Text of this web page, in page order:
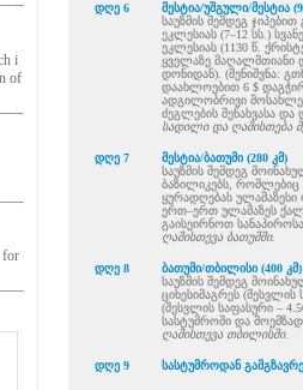
i
of
for
დღე 6
მესტია/უშგული/მესტია
საუზმის შემდეგ
ეკლესიას (7–12 სს.)
ეკლესიას (1130 წ.
ყველაზე მაღალმთიანი
დონიდან). (შენიშვნა:
დაახლოებით 6 $
ადგილობრივი
ძეგლების შენახვასა და
სადილი და ღამისთება
დღე 7
მესტია/ბათუმი (280 კმ)
საუზმის შემდეგ
ბაზილიკებს, რომლებიც
ყურადღებას ულამაზესი
ერთ–ერთ ულამაზეს
გაისეირნოთ
ღამისთევა ბათუმში.
დღე 8
ბათუმი/თბილისი (400 კმ)
საუზმის შემდეგ
ციხესიმაგრეს
(შესვლის საფასური –
სასტუმროში და
ღამისთევა თბილისში.
დღე 9 სასტუმროდან